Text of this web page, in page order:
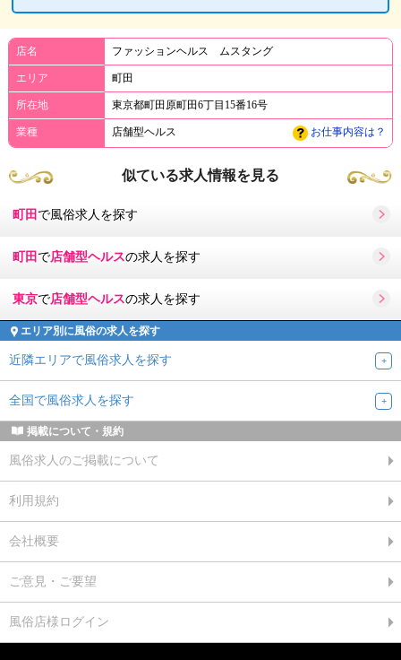
店名 ファッションヘルス ムスタング
エリア 町田
所在地 東京都町田原町田6丁目15番16号
業種 店舗型ヘルス お仕事内容は？
似ている求人情報を見る
町田 で風俗求人を探す
町田 で店舗型ヘルスの求人を探す
東京で店舗型ヘルスの求人を探す
エリア別に風俗の求人を探す
近隣エリアで風俗求人を探す
全国で風俗求人を探す
掲載について・規約
風俗求人のご掲載について
利用規約
会社概要
ご意見・ご要望
風俗店様ログイン